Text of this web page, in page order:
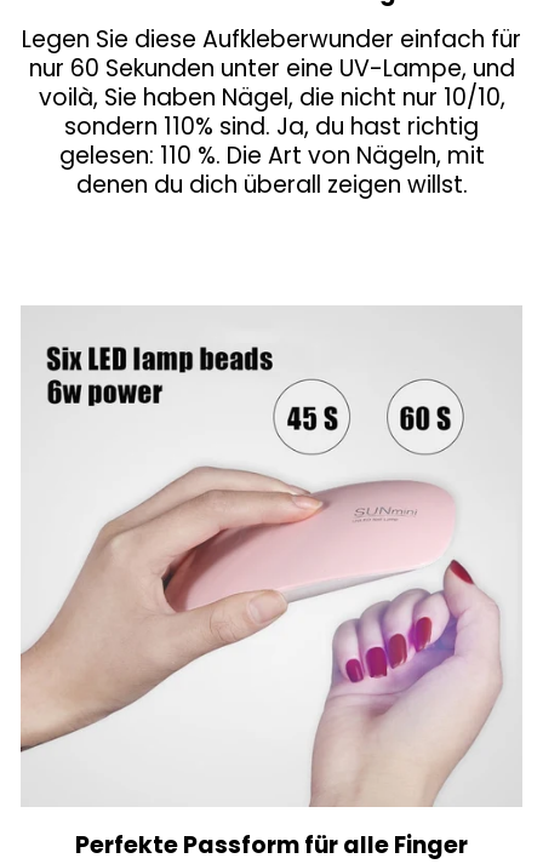
Legen Sie diese Aufkleberwunder einfach für
nur 60 Sekunden unter eine UV-Lampe, und
voilà, Sie haben Nägel, die nicht nur 10/10,
sondern 110% sind. Ja, du hast richtig
gelesen: 110 %. Die Art von Nägeln, mit
denen du dich überall zeigen willst.
Perfekte Passform für alle Finger